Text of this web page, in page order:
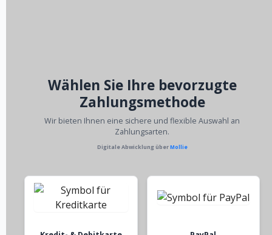
Wählen Sie Ihre bevorzugte
Zahlungsmethode
Wir bieten Ihnen eine sichere und flexible Auswahl an
Zahlungsarten.
Digitale Abwicklung überMollie